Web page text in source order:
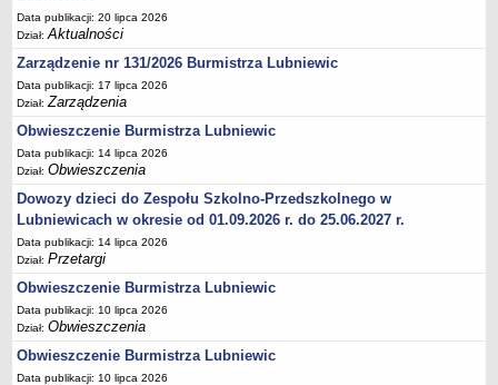
Apele
JEDNOSTKI ORGANIZACYJNE
Biblioteka - Centrum Kultury
Zespół Szkolno-Przedszkolny
Zakład Gospodarki Komunalnej
Środowiskowy Dom Samopomocy
MAJĄTEK I FINANSE
Budżet Gminy
Majątek Gminy
Sprawozdania z wykonania budżetu - kwartalne
Sprawozdania z wykonania budżetu - półroczne, roczne
Umorzenia, odroczenia, raty
Data publikacji: 20 lipca 2026
Dział:Aktualności
Zarządzenie nr 131/2026 Burmistrza Lubniewic
Data publikacji: 17 lipca 2026
Dział:Zarządzenia
Obwieszczenie Burmistrza Lubniewic
Data publikacji: 14 lipca 2026
Dział:Obwieszczenia
Dowozy dzieci do Zespołu Szkolno-Przedszkolnego w
Lubniewicach w okresie od 01.09.2026 r. do 25.06.2027 r.
Data publikacji: 14 lipca 2026
Dział:Przetargi
Obwieszczenie Burmistrza Lubniewic
Data publikacji: 10 lipca 2026
Dział:Obwieszczenia
Obwieszczenie Burmistrza Lubniewic
Data publikacji: 10 lipca 2026